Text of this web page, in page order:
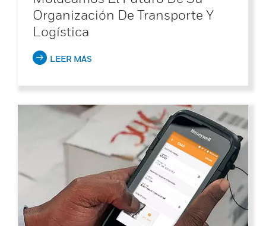
Organización De Transporte Y
Logística
LEER MÁS